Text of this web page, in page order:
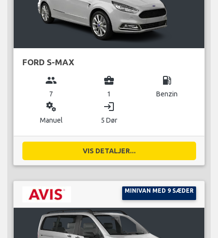
FORD S-MAX
group
7
business_center
1
local_gas_station
Benzin
miscellaneous_services
Manuel
login
5 Dør
VIS DETALJER...
MINIVAN MED 9 SÆDER